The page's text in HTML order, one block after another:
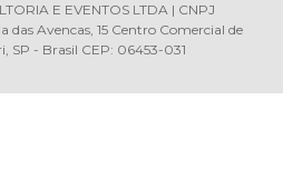
E EVENTOS LTDA | CNPJ
das Avencas, 15 Centro Comercial de
SP - Brasil CEP: 06453-031